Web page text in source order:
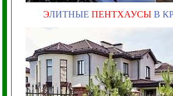
ЭЛИТНЫЕ ПЕНТХАУСЫ В